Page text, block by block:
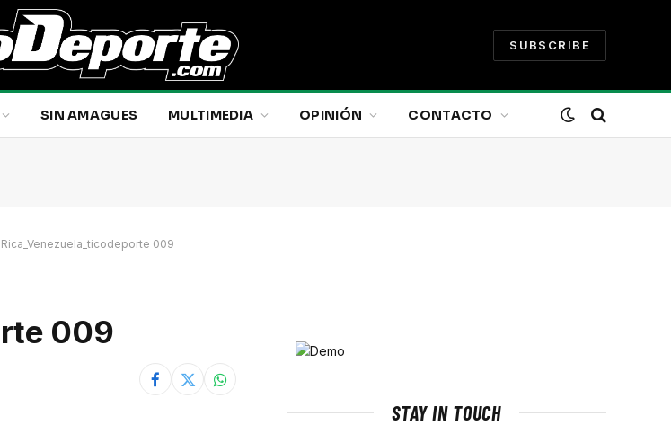
SUBSCRIBE
SIN AMAGUES MULTIMEDIA OPINIÓN CONTACTO
009
009
STAY IN TOUCH